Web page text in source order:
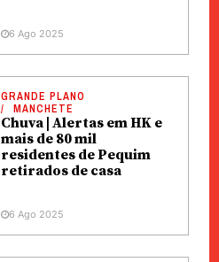
6 Ago 2025
GRANDE PLANO
MANCHETE
Chuva | Alertas em HK e
mais de 80 mil
residentes de Pequim
retirados de casa
6 Ago 2025